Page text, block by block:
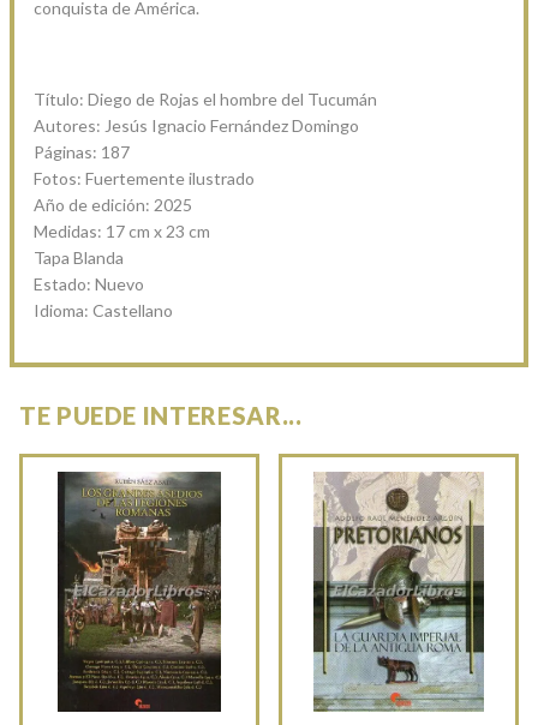
conquista de América.
Título: Diego de Rojas el hombre del Tucumán
Autores: Jesús Ignacio Fernández Domingo
Páginas: 187
Fotos: Fuertemente ilustrado
Año de edición: 2025
Medidas: 17 cm x 23 cm
Tapa Blanda
Estado: Nuevo
Idioma: Castellano
TE PUEDE INTERESAR...